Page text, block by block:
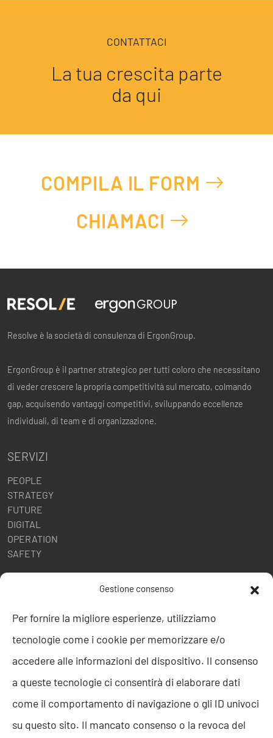
Gestione consenso
Per fornire la migliore esperienze, utilizziamo
tecnologie come i cookie per memorizzare e/o
accedere alle informazioni del dispositivo. Il consenso
a queste tecnologie ci consentirà di elaborare dati
come il comportamento di navigazione o gli ID univoci
su questo sito. Il mancato consenso o la revoca del
CONTATTACI
La tua crescita parte
da qui
COMPILA IL FORM
CHIAMACI
Resolve è la società di consulenza di ErgonGroup.
ErgonGroup è il partner strategico per tutti coloro che necessitano
di veder crescere la propria competitività sul mercato, colmando
gap, acquisendo vantaggi competitivi, sviluppando eccellenze
individuali, di team e di organizzazione.
SERVIZI
PEOPLE
STRATEGY
FUTURE
DIGITAL
OPERATION
SAFETY
POLITICHE AZIENDALI
ISO 27001
Codice etico
Segnalazione Whistleblowing
Politica per la Parità di Genere
Politica per la sicurezza delle informazioni